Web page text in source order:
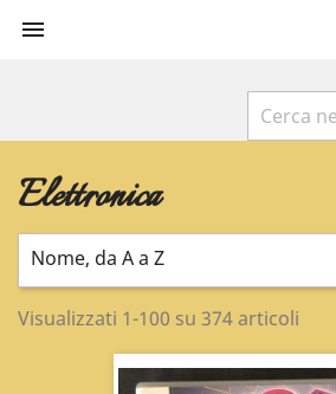

Elettronica
Nome, da A a Z
Visualizzati 1-100 su 374 articoli